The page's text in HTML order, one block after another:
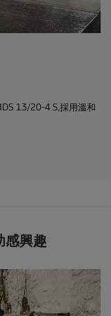
13/20-4 S,採用溫和
感興趣